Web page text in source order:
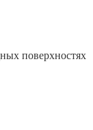
поверхностях